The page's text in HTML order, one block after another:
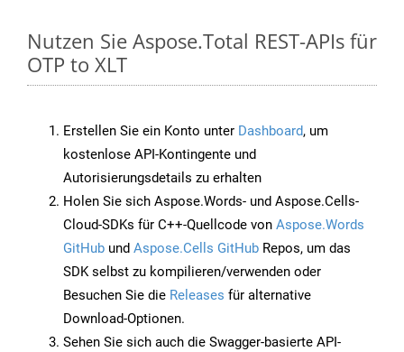
Nutzen Sie Aspose.Total REST-APIs für
OTP to XLT
Erstellen Sie ein Konto unter Dashboard, um
kostenlose API-Kontingente und
Autorisierungsdetails zu erhalten
Holen Sie sich Aspose.Words- und Aspose.Cells-
Cloud-SDKs für C++-Quellcode von Aspose.Words
GitHub und Aspose.Cells GitHub Repos, um das
SDK selbst zu kompilieren/verwenden oder
Besuchen Sie die Releases für alternative
Download-Optionen.
Sehen Sie sich auch die Swagger-basierte API-